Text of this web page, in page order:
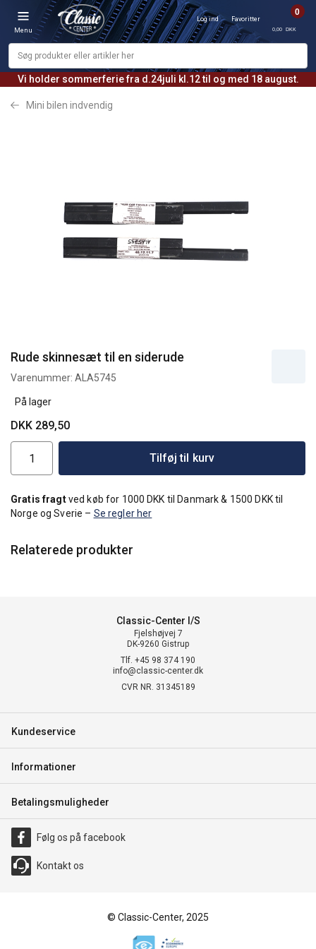
Vi holder sommerferie fra d.24juli kl.12 til og med 18 august.
Menu
Log ind Favoritter
0
0,00 DKK
Mini bilen indvendig
Rude skinnesæt til en siderude
Varenummer: ALA5745
På lager
DKK 289,50
Tilføj til kurv
Gratis fragtved køb for 1000 DKK til Danmark & 1500 DKK til
Norge og Sverie – Se regler her
Relaterede produkter
Classic-Center I/S
Fjelshøjvej 7
DK-9260 Gistrup
Tlf. +45 98 374 190
info@classic-center.dk
CVR NR. 31345189
Kundeservice
Informationer
Betalingsmuligheder
Følg os på facebook
Kontakt os
© Classic-Center, 2025